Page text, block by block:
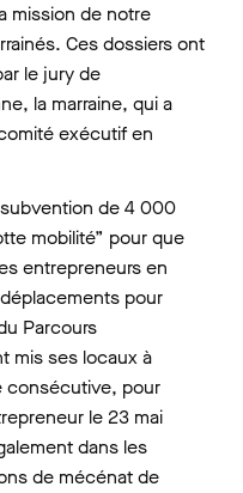
mission de notre
Ces dossiers ont
le jury de
la marraine, qui a
exécutif en
de 4 000
mobilité” pour que
entrepreneurs en
pour
Parcours
mis ses locaux à
consécutive, pour
le 23 mai
dans les
de mécénat de